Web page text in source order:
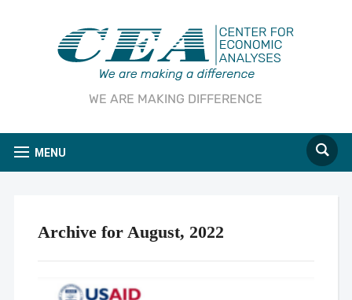
WE ARE MAKING DIFFERENCE
MENU
Archive for August, 2022